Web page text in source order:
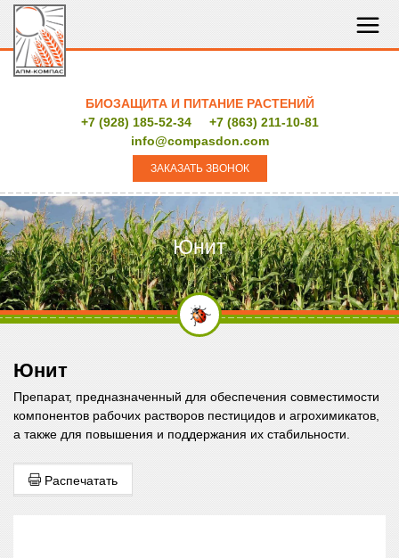
БИОЗАЩИТА И ПИТАНИЕ РАСТЕНИЙ
+7 (928) 185-52-34
+7 (863) 211-10-81
info@compasdon.com
ЗАКАЗАТЬ ЗВОНОК
Юнит
Юнит
Препарат, предназначенный для обеспечения совместимости
компонентов рабочих растворов пестицидов и агрохимикатов,
а также для повышения и поддержания их стабильности.
Распечатать